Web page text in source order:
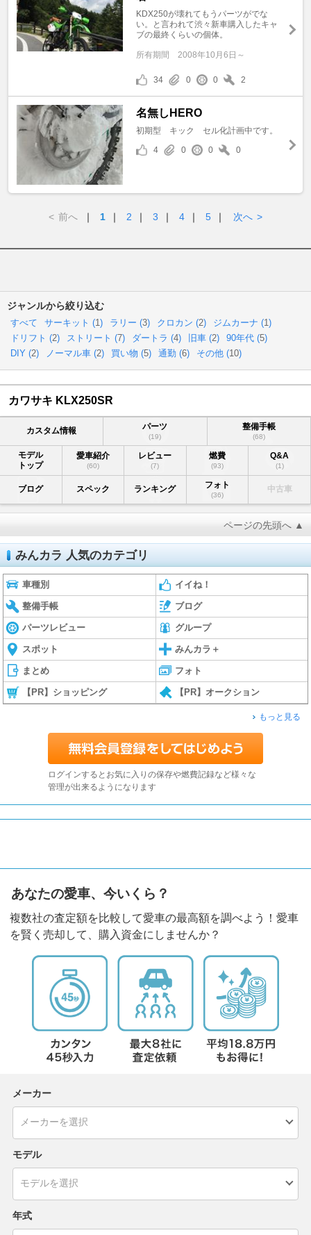
KDX250が壊れてもうパーツがでな
い。と言われて渋々新車購入したキャ
ブの最終くらいの個体。
所有期間 2008年10月6日～
34 0 0 2
名無しHERO
初期型 キック セル化計画中です。
4
0 0 0
< 前へ ｜ 1 ｜ 2 ｜ 3 ｜ 4 ｜ 5 ｜ 次へ >
ジャンルから絞り込む
すべて サーキット (1) ラリー (3) クロカン (2) ジムカーナ (1)
ドリフト (2) ストリート (7) ダートラ (4) 旧車 (2) 90年代 (5)
DIY (2) ノーマル車 (2) 買い物 (5) 通勤 (6) その他 (10)
カワサキ KLX250SR
カスタム情報 パーツ
(19)
整備手帳
(68)
モデル
トップ
愛車紹介
(60)
レビュー
(7)
燃費
(93)
Q&A
(1)
ブログ スペック ランキング フォト
(36)
中古車
ページの先頭へ ▲
みんカラ 人気のカテゴリ
車種別 イイね！
整備手帳 ブログ
パーツレビュー グループ
スポット みんカラ＋
まとめ フォト
【PR】ショッピング 【PR】オークション
もっと見る
ログインするとお気に入りの保存や燃費記録など様々な
管理が出来るようになります
あなたの愛車、今いくら？
複数社の査定額を比較して愛車の最高額を調べよう！愛車
を賢く売却して、購入資金にしませんか？
メーカー
モデル
年式